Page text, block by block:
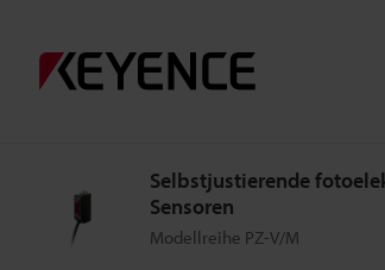
Selbstjustierende
Sensoren
Modellreihe PZ-V/M